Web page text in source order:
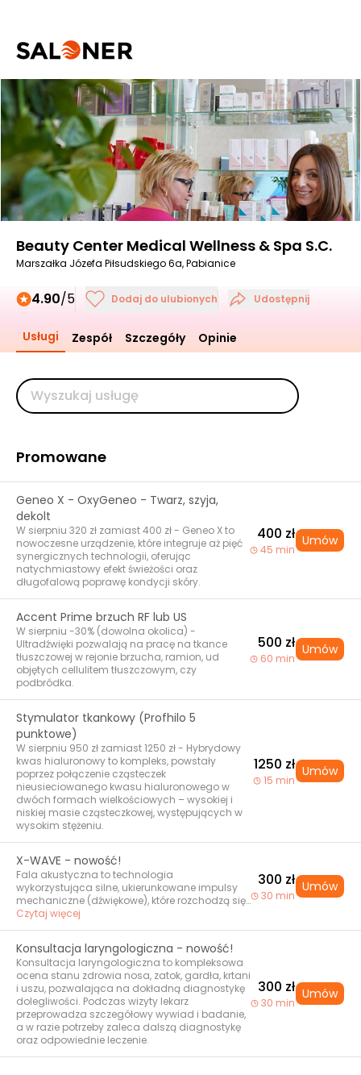
Beauty Center Medical Wellness & Spa S.C.
Marszałka Józefa Piłsudskiego 6a, Pabianice
4.90/5 Dodaj do ulubionych Udostępnij
Usługi Zespół Szczegóły Opinie
Promowane
Geneo X - OxyGeneo - Twarz, szyja,
dekolt
W sierpniu 320 zł zamiast 400 zł - Geneo X to
nowoczesne urządzenie, które integruje aż pięć
synergicznych technologii, oferując
natychmiastowy efekt świeżości oraz
długofalową poprawę kondycji skóry.
400 zł
45 min
Umów
Accent Prime brzuch RF lub US
W sierpniu -30% (dowolna okolica) -
Ultradźwięki pozwalają na pracę na tkance
tłuszczowej w rejonie brzucha, ramion, ud
objętych cellulitem tłuszczowym, czy
podbródka.
500 zł
60 min
Umów
Stymulator tkankowy (Profhilo 5
punktowe)
W sierpniu 950 zł zamiast 1250 zł - Hybrydowy
kwas hialuronowy to kompleks, powstały
poprzez połączenie cząsteczek
nieusieciowanego kwasu hialuronowego w
dwóch formach wielkościowych – wysokiej i
niskiej masie cząsteczkowej, występujących w
wysokim stężeniu.
1250 zł
15 min
Umów
X-WAVE - nowość!
Fala akustyczna to technologia
wykorzystująca silne, ukierunkowane impulsy
mechaniczne (dźwiękowe), które rozchodzą się
w tkankach w postaci drgań. W medycynie
sportowej. Obecnie znalazły również
zastosowanie w kosmetologii i medycynie
estetycznej jako metoda wspierająca poprawę
wyglądu skóry, redukcję widoczności cellulitu
oraz modelowanie sylwetki.
Czytaj więcej
300 zł
30 min
Umów
Konsultacja laryngologiczna - nowość!
Konsultacja laryngologiczna to kompleksowa
ocena stanu zdrowia nosa, zatok, gardła, krtani
i uszu, pozwalająca na dokładną diagnostykę
dolegliwości. Podczas wizyty lekarz
przeprowadza szczegółowy wywiad i badanie,
a w razie potrzeby zaleca dalszą diagnostykę
oraz odpowiednie leczenie.
300 zł
30 min
Umów